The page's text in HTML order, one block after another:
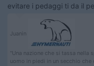
evitare i pedaggi ti da il
Juanin
"Una nazione che si tassa nella
uomo in piedi in un secchio che